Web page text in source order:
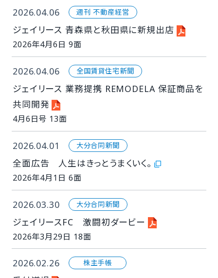
2026.04.06 週刊 不動産経営
ジェイリース 青森県と秋田県に新規出店
2026年4月6日 9面
2026.04.06 全国賃貸住宅新聞
ジェイリース 業務提携 REMODELA 保証商品を
共同開発
4月6日号 13面
2026.04.01 大分合同新聞
全面広告 人生はきっとうまくいく。
2026年4月1日 6面
2026.03.30 大分合同新聞
ジェイリースFC 激闘初ダービー
2026年3月29日 18面
2026.02.26 株主手帳